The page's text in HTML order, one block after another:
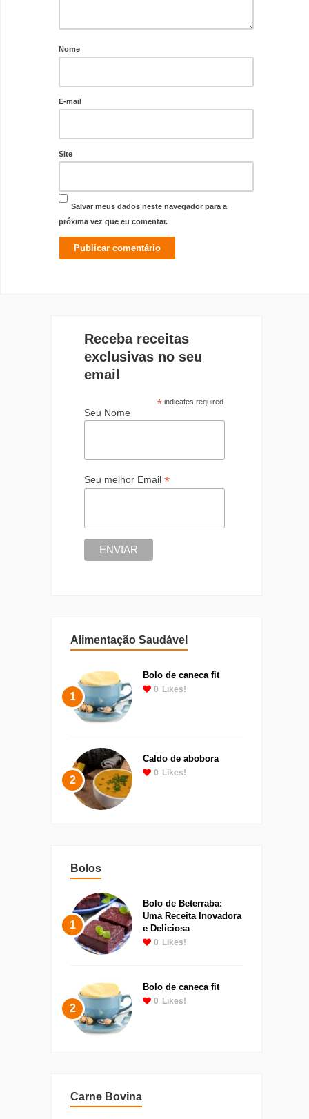
Nome
E-mail
Site
Salvar meus dados neste navegador para a
próxima vez que eu comentar.
Receba receitas
exclusivas no seu
email
*indicates required
Seu Nome
Seu melhor Email *
Alimentação Saudável
1
Bolo de caneca fit
0 Likes!
2
Caldo de abobora
0 Likes!
Bolos
1
Bolo de Beterraba:
Uma Receita Inovadora
e Deliciosa
0 Likes!
2
Bolo de caneca fit
0 Likes!
Carne Bovina